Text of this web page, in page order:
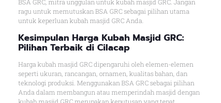
BSA GRC, mitra unggulan untuk kubah masjid GRC. Jangan
ragu untuk memutuskan BSA GRC sebagai pilihan utama
untuk keperluan kubah masjid GRC Anda.
Kesimpulan Harga Kubah Masjid GRC:
Pilihan Terbaik di Cilacap
Harga kubah masjid GRC dipengaruhi oleh elemen-elemen
seperti ukuran, rancangan, ornamen, kualitas bahan, dan
teknologi produksi. Menggunakan BSA GRC sebagai pilihan
Anda dalam membangun atau memperindah masjid dengan